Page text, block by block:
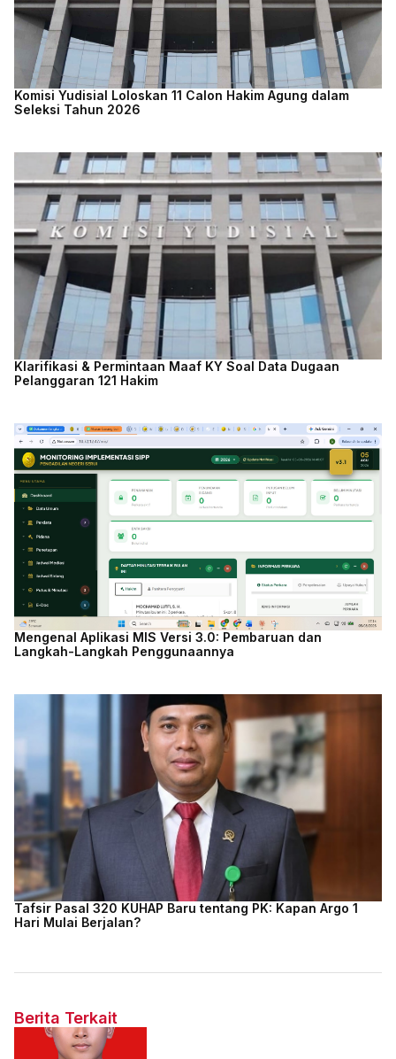
Komisi Yudisial Loloskan 11 Calon Hakim Agung dalam
Seleksi Tahun 2026
Klarifikasi & Permintaan Maaf KY Soal Data Dugaan
Pelanggaran 121 Hakim
Mengenal Aplikasi MIS Versi 3.0: Pembaruan dan
Langkah-Langkah Penggunaannya
Tafsir Pasal 320 KUHAP Baru tentang PK: Kapan Argo 1
Hari Mulai Berjalan?
Berita Terkait